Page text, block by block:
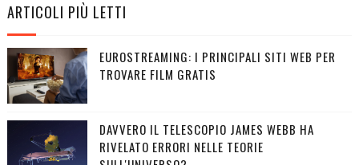
ARTICOLI PIÙ LETTI
EUROSTREAMING: I PRINCIPALI SITI WEB PER
TROVARE FILM GRATIS
DAVVERO IL TELESCOPIO JAMES WEBB HA
RIVELATO ERRORI NELLE TEORIE